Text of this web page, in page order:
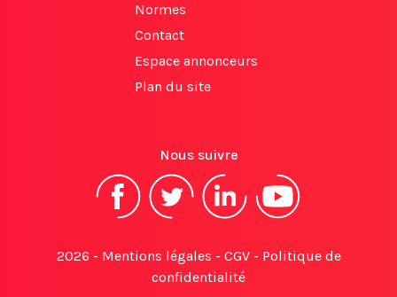
Normes
Contact
Espace annonceurs
Plan du site
Nous suivre
2026 - Mentions légales - CGV- Politique de
confidentialité